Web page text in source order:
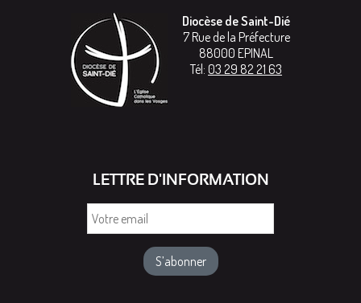
Diocèse de Saint-Dié
7 Rue de la Préfecture
88000 EPINAL
Tél: 03 29 82 21 63
LETTRE D'INFORMATION